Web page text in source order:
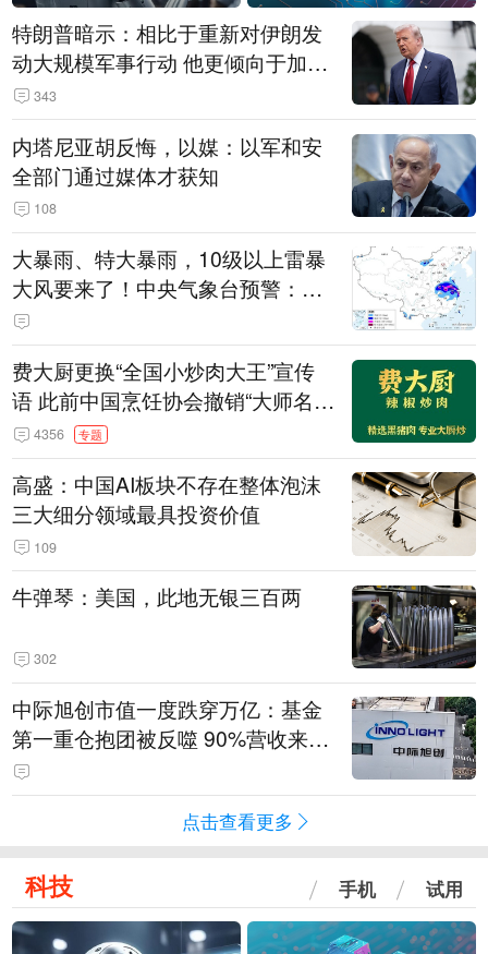
特朗普暗示：相比于重新对伊朗发
动大规模军事行动 他更倾向于加大
经济施压
343
内塔尼亚胡反悔，以媒：以军和安
全部门通过媒体才获知
108
大暴雨、特大暴雨，10级以上雷暴
大风要来了！中央气象台预警：今
天到明天，浙江、安徽有特大暴雨
费大厨更换“全国小炒肉大王”宣传
语 此前中国烹饪协会撤销“大师名
师”等称号
4356 专题
高盛：中国AI板块不存在整体泡沫
三大细分领域最具投资价值
109
牛弹琴：美国，此地无银三百两
302
中际旭创市值一度跌穿万亿：基金
第一重仓抱团被反噬 90%营收来自
海外存压力
点击查看更多
科技 手机 试用